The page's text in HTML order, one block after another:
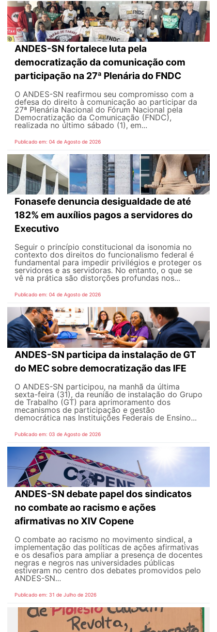
ANDES-SN fortalece luta pela
democratização da comunicação com
participação na 27ª Plenária do FNDC
O ANDES-SN reafirmou seu compromisso com a
defesa do direito à comunicação ao participar da
27ª Plenária Nacional do Fórum Nacional pela
Democratização da Comunicação (FNDC),
realizada no último sábado (1), em...
Publicado em: 04 de Agosto de 2026
Fonasefe denuncia desigualdade de até
182% em auxílios pagos a servidores do
Executivo
Seguir o princípio constitucional da isonomia no
contexto dos direitos do funcionalismo federal é
fundamental para impedir privilégios e proteger os
servidores e as servidoras. No entanto, o que se
vê na prática são distorções profundas nos...
Publicado em: 04 de Agosto de 2026
ANDES-SN participa da instalação de GT
do MEC sobre democratização das IFE
O ANDES-SN participou, na manhã da última
sexta-feira (31), da reunião de instalação do Grupo
de Trabalho (GT) para aprimoramento dos
mecanismos de participação e gestão
democrática nas Instituições Federais de Ensino...
Publicado em: 03 de Agosto de 2026
ANDES-SN debate papel dos sindicatos
no combate ao racismo e ações
afirmativas no XIV Copene
O combate ao racismo no movimento sindical, a
implementação das políticas de ações afirmativas
e os desafios para ampliar a presença de docentes
negras e negros nas universidades públicas
estiveram no centro dos debates promovidos pelo
ANDES-SN...
Publicado em: 31 de Julho de 2026